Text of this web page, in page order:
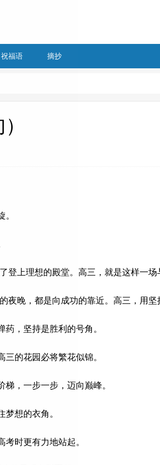
祝福语 摘抄
上理想的殿堂。高三，就是这样一场
晚，都是向成功的靠近。高三，用坚
，坚持是胜利的号角。
的花园必将繁花似锦。
，一步一步，迈向巅峰。
想的衣角。
时更有力地站起。